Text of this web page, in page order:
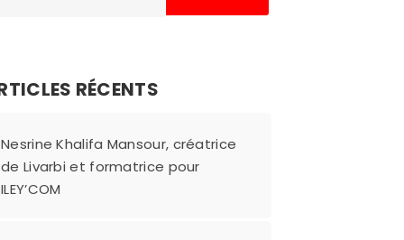
RÉCENTS
Nesrine Khalifa Mansour, créatrice
de Livarbi et formatrice pour
ILEY’COM